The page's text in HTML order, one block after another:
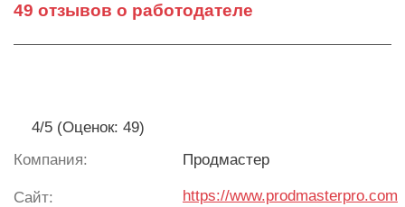
49 отзывов о работодателе
4/5 (Оценок: 49)
Компания:
Продмастер
Сайт: https://www.prodmasterpro.com